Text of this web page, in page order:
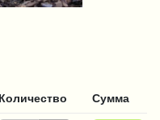
Количество Сумма